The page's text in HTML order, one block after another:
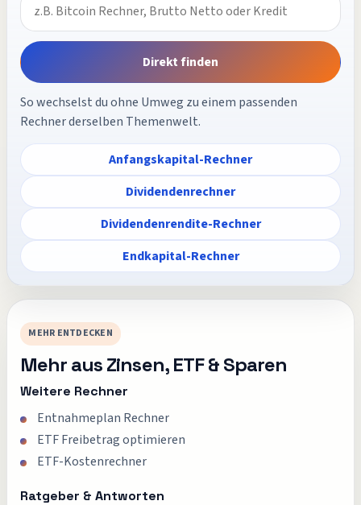
Direkt finden
So wechselst du ohne Umweg zu einem passenden
Rechner derselben Themenwelt.
Anfangskapital-Rechner
Dividendenrechner
Dividendenrendite-Rechner
Endkapital-Rechner
MEHR ENTDECKEN
Mehr ausZinsen, ETF & Sparen
Weitere Rechner
Entnahmeplan Rechner
ETF Freibetrag optimieren
ETF-Kostenrechner
Ratgeber & Antworten